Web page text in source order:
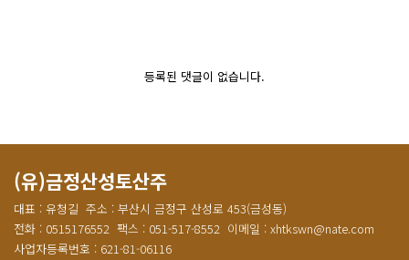
등록된 댓글이 없습니다.
(유)금정산성토산주
대표 : 유청길 주소 : 부산시 금정구 산성로 453(금성동)
전화 : 0515176552 팩스 : 051-517-8552 이메일 : xhtkswn@nate.com
사업자등록번호 : 621-81-06116